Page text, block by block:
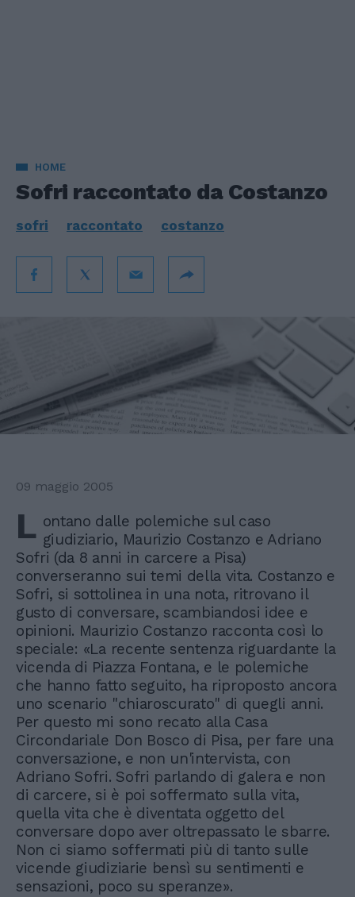
HOME
Sofri raccontato da Costanzo
sofri raccontato costanzo
09 maggio 2005
L ontano dalle polemiche sul caso
giudiziario, Maurizio Costanzo e Adriano
Sofri (da 8 anni in carcere a Pisa)
converseranno sui temi della vita. Costanzo e
Sofri, si sottolinea in una nota, ritrovano il
gusto di conversare, scambiandosi idee e
opinioni. Maurizio Costanzo racconta così lo
speciale: «La recente sentenza riguardante la
vicenda di Piazza Fontana, e le polemiche
che hanno fatto seguito, ha riproposto ancora
uno scenario "chiaroscurato" di quegli anni.
Per questo mi sono recato alla Casa
Circondariale Don Bosco di Pisa, per fare una
conversazione, e non un'intervista, con
Adriano Sofri. Sofri parlando di galera e non
di carcere, si è poi soffermato sulla vita,
quella vita che è diventata oggetto del
conversare dopo aver oltrepassato le sbarre.
Non ci siamo soffermati più di tanto sulle
vicende giudiziarie bensì su sentimenti e
sensazioni, poco su speranze».